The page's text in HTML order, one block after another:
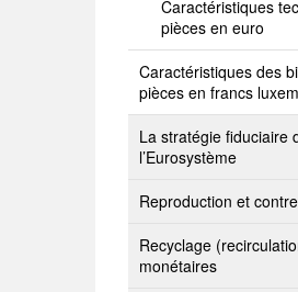
Caractéristiques
pièces en euro
Caractéristiques des
pièces en francs
La stratégie fiduciaire
l’Eurosystème
Reproduction et
Recyclage
monétaires